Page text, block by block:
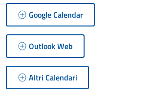
Google Calendar
Outlook Web
Altri Calendari